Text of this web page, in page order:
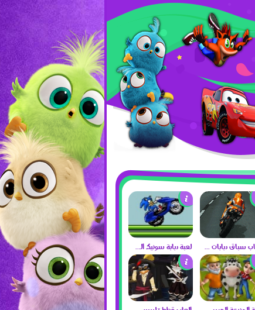
العاب سباق دبابات 2017
لعبة دبابة سونيك الجديدة